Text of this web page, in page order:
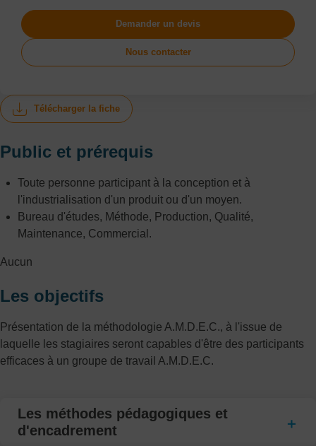
Télécharger la fiche
Public et prérequis
Toute personne participant à la conception et à
l'industrialisation d'un produit ou d'un moyen.
Bureau d'études, Méthode, Production, Qualité,
Maintenance, Commercial.
Aucun
Les objectifs
Présentation de la méthodologie A.M.D.E.C., à l'issue de
laquelle les stagiaires seront capables d'être des participants
efficaces à un groupe de travail A.M.D.E.C.
Les méthodes pédagogiques et
d'encadrement
Demander un devis
Nous contacter